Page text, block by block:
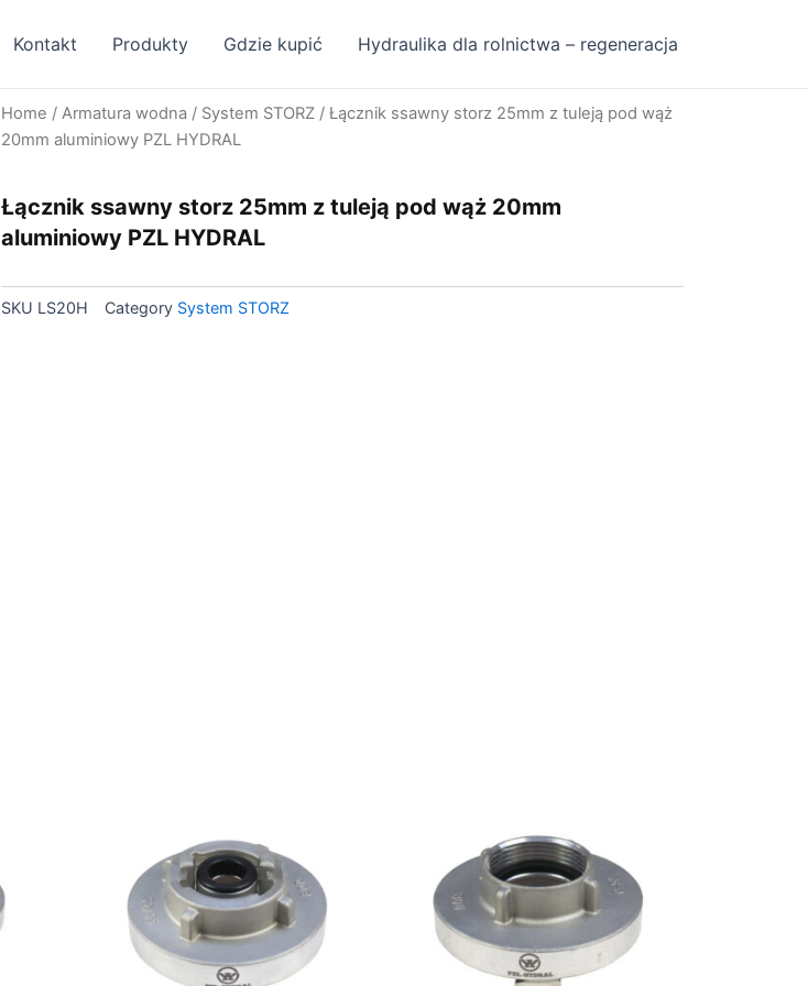
Kontakt Produkty Gdzie kupić Hydraulika dla rolnictwa – regeneracja
Home / Armatura wodna / System STORZ / Łącznik ssawny storz 25mm z tuleją pod wąż
20mm aluminiowy PZL HYDRAL
Łącznik ssawny storz 25mm z tuleją pod wąż 20mm
aluminiowy PZL HYDRAL
SKU LS20H Category System STORZ